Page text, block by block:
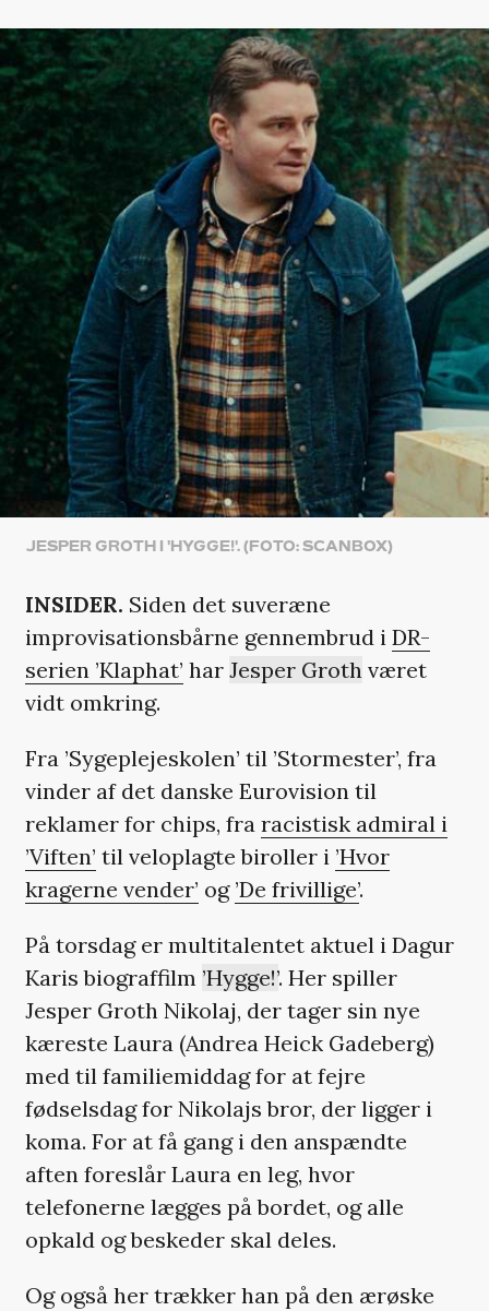
JESPER GROTH I 'HYGGE!'. (FOTO: SCANBOX)
INSIDER. Siden det suveræne
improvisationsbårne gennembrud i DR-
serien ’Klaphat’ har Jesper Groth været
vidt omkring.
Fra ’Sygeplejeskolen’ til ’Stormester’, fra
vinder af det danske Eurovision til
reklamer for chips, fra racistisk admiral i
’Viften’ til veloplagte biroller i ’Hvor
kragerne vender’ og ’De frivillige’.
På torsdag er multitalentet aktuel i Dagur
Karis biograffilm ’Hygge!’. Her spiller
Jesper Groth Nikolaj, der tager sin nye
kæreste Laura (Andrea Heick Gadeberg)
med til familiemiddag for at fejre
fødselsdag for Nikolajs bror, der ligger i
koma. For at få gang i den anspændte
aften foreslår Laura en leg, hvor
telefonerne lægges på bordet, og alle
opkald og beskeder skal deles.
Og også her trækker han på den ærøske